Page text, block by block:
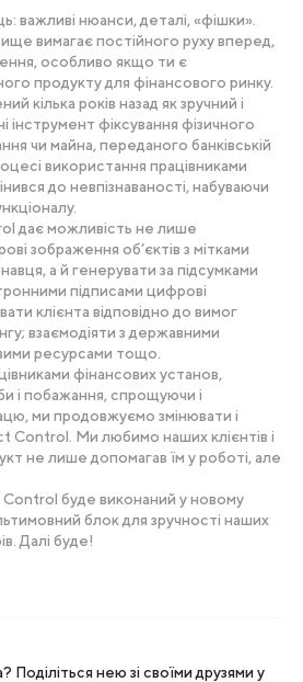
важливі нюанси, деталі, «фішки».
вимагає постійного руху вперед,
особливо якщо ти є
продукту для фінансового ринку.
кілька років назад як зручний і
інструмент фіксування фізичного
чи майна, переданого банківській
використання працівниками
до невпізнаваності, набуваючи
дає можливість не лише
зображення об’єктів з мітками
а й генерувати за підсумками
підписами цифрові
клієнта відповідно до вимог
взаємодіяти з державними
ресурсами тощо.
фінансових установ,
і побажання, спрощуючи і
ми продовжуємо змінювати і
Control. Ми любимо наших клієнтів і
не лише допомагав їм у роботі, але
буде виконаний у новому
блок для зручності наших
Далі буде!
Поділіться нею зі своїми друзями у